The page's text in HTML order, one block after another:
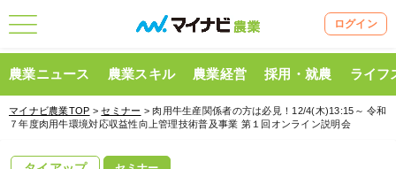
ログイン
農業ニュース 農業スキル 農業経営 採用・就農 ライフ
マイナビ農業TOP >セミナー > 肉用牛生産関係者の方は必見！12/4(木)13:15～ 令和
７年度肉用牛環境対応収益性向上管理技術普及事業 第１回オンライン説明会